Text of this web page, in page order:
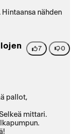
nähden
7 0
pallot,
mittari.